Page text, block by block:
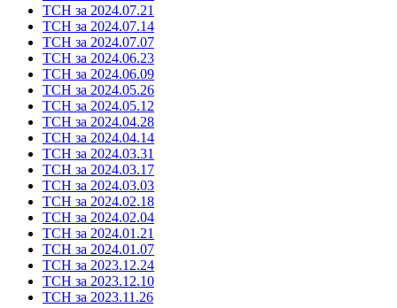
ТСН за 2024.07.21
ТСН за 2024.07.14
ТСН за 2024.07.07
ТСН за 2024.06.23
ТСН за 2024.06.09
ТСН за 2024.05.26
ТСН за 2024.05.12
ТСН за 2024.04.28
ТСН за 2024.04.14
ТСН за 2024.03.31
ТСН за 2024.03.17
ТСН за 2024.03.03
ТСН за 2024.02.18
ТСН за 2024.02.04
ТСН за 2024.01.21
ТСН за 2024.01.07
ТСН за 2023.12.24
ТСН за 2023.12.10
ТСН за 2023.11.26